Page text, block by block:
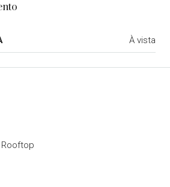
À vista